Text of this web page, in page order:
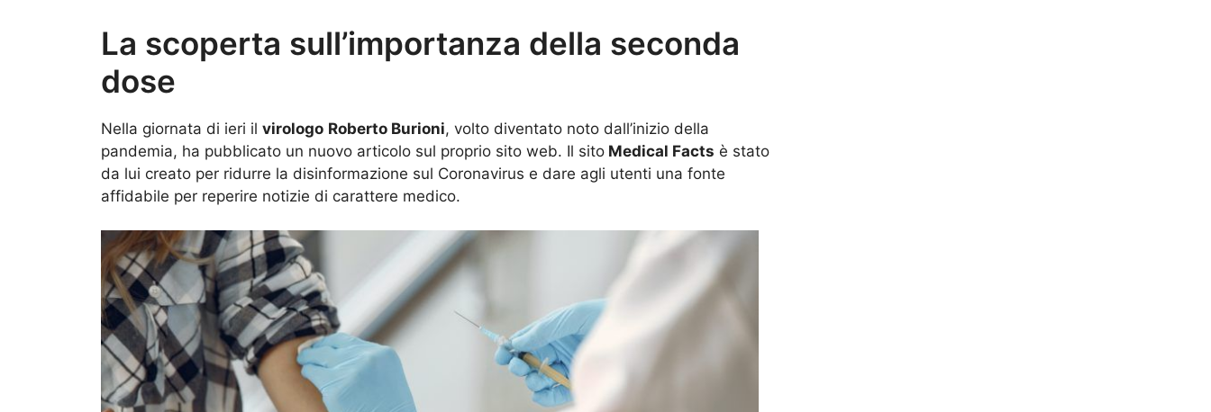
La scoperta sull’importanza della seconda
dose
Nella giornata di ieri il virologo Roberto Burioni, volto diventato noto dall’inizio della
pandemia, ha pubblicato un nuovo articolo sul proprio sito web. Il sito Medical Facts è stato
da lui creato per ridurre la disinformazione sul Coronavirus e dare agli utenti una fonte
affidabile per reperire notizie di carattere medico.